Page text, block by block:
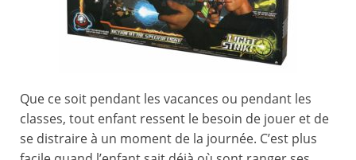
Que ce soit pendant les vacances ou pendant les
classes, tout enfant ressent le besoin de jouer et de
se distraire à un moment de la journée. C’est plus